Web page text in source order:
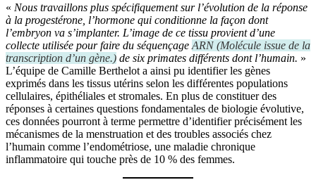
« Nous travaillons plus spécifiquement sur l’évolution de la réponse
à la progestérone, l’hormone qui conditionne la façon dont
l’embryon va s’implanter. L’image de ce tissu provient d’une
collecte utilisée pour faire du séquençage ARN (Molécule issue de la
transcription d’un gène.) de six primates différents dont l’humain. »
L’équipe de Camille Berthelot a ainsi pu identifier les gènes
exprimés dans les tissus utérins selon les différentes populations
cellulaires, épithéliales et stromales. En plus de constituer des
réponses à certaines questions fondamentales de biologie évolutive,
ces données pourront à terme permettre d’identifier précisément les
mécanismes de la menstruation et des troubles associés chez
l’humain comme l’endométriose, une maladie chronique
inflammatoire qui touche près de 10 % des femmes.